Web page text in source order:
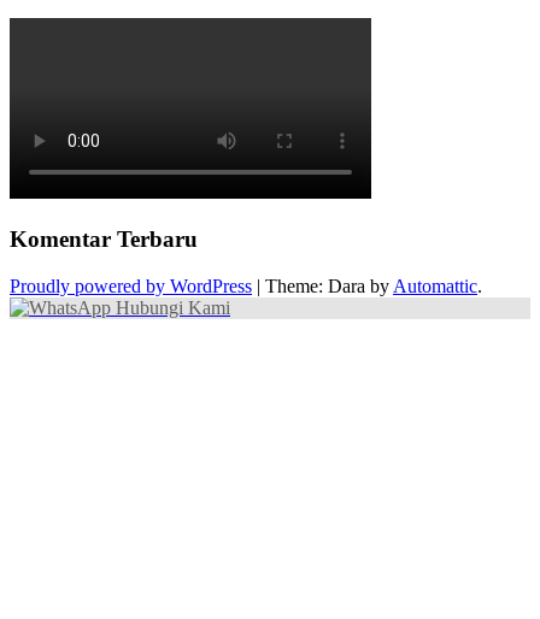
Komentar Terbaru
Proudly powered by WordPress | Theme: Dara by Automattic.
Hubungi Kami